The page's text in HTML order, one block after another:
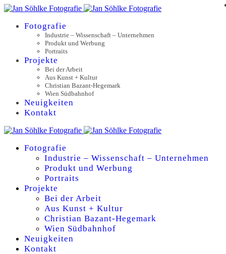
Fotografie
Industrie – Wissenschaft – Unternehmen
Produkt und Werbung
Portraits
Projekte
Bei der Arbeit
Aus Kunst + Kultur
Christian Bazant-Hegemark
Wien Südbahnhof
Neuigkeiten
Kontakt
Fotografie
Industrie – Wissenschaft – Unternehmen
Produkt und Werbung
Portraits
Projekte
Bei der Arbeit
Aus Kunst + Kultur
Christian Bazant-Hegemark
Wien Südbahnhof
Neuigkeiten
Kontakt